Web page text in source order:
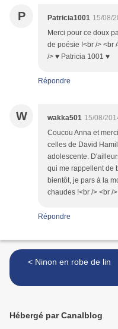
P Patricia1001 15/08/
Merci pour ce doux
de poésie !<br /> <br
/> ♥ Patricia 1001 ♥
Répondre
W wakka501 15/08/
Coucou Anna et
celles de David
adolescente.
qui me rappellent de
bientôt, je pars à la
chaudes !<br /> <br /
Répondre
< Ninon en robe de lin
Hébergé par Canalblog